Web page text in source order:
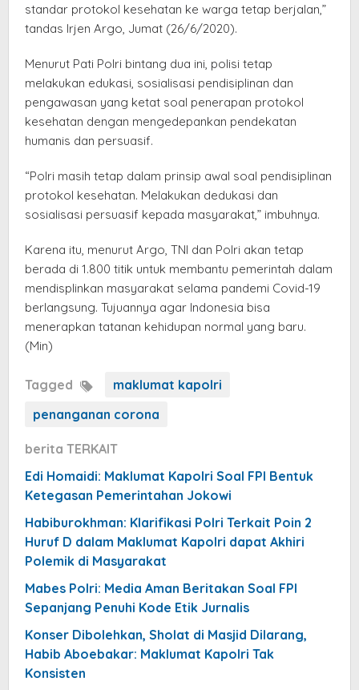
standar protokol kesehatan ke warga tetap berjalan,”
tandas Irjen Argo, Jumat (26/6/2020).
Menurut Pati Polri bintang dua ini, polisi tetap
melakukan edukasi, sosialisasi pendisiplinan dan
pengawasan yang ketat soal penerapan protokol
kesehatan dengan mengedepankan pendekatan
humanis dan persuasif.
“Polri masih tetap dalam prinsip awal soal pendisiplinan
protokol kesehatan. Melakukan dedukasi dan
sosialisasi persuasif kepada masyarakat,” imbuhnya.
Karena itu, menurut Argo, TNI dan Polri akan tetap
berada di 1.800 titik untuk membantu pemerintah dalam
mendisplinkan masyarakat selama pandemi Covid-19
berlangsung. Tujuannya agar Indonesia bisa
menerapkan tatanan kehidupan normal yang baru.
(Min)
Tagged
maklumat kapolri
penanganan corona
berita TERKAIT
Edi Homaidi: Maklumat Kapolri Soal FPI Bentuk
Ketegasan Pemerintahan Jokowi
Habiburokhman: Klarifikasi Polri Terkait Poin 2
Huruf D dalam Maklumat Kapolri dapat Akhiri
Polemik di Masyarakat
Mabes Polri: Media Aman Beritakan Soal FPI
Sepanjang Penuhi Kode Etik Jurnalis
Konser Dibolehkan, Sholat di Masjid Dilarang,
Habib Aboebakar: Maklumat Kapolri Tak
Konsisten